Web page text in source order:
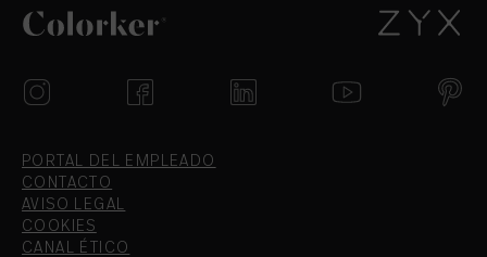
PORTAL DEL EMPLEADO
CONTACTO
AVISO LEGAL
COOKIES
CANAL ÉTICO